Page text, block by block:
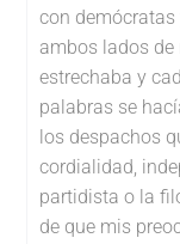
con
ambos lados
estrechaba y
palabras se
los despachos
cordialidad,
partidista o la
de que mis